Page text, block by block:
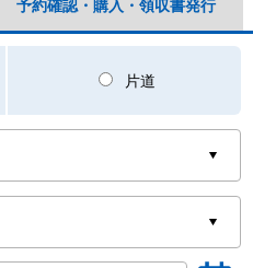
予約確認・購入・領収書発行
片道